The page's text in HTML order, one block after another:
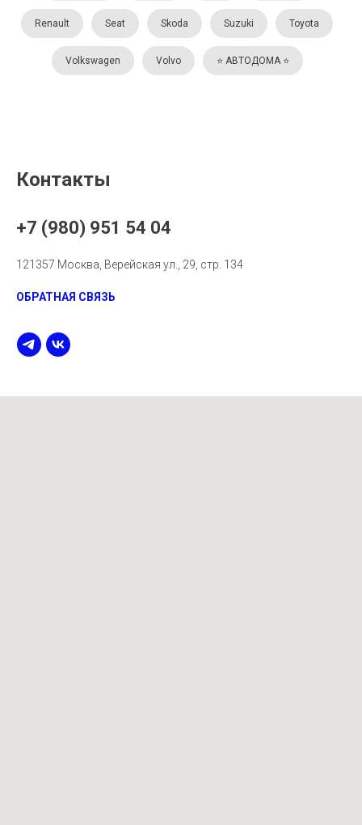
Renault Seat Skoda Suzuki Toyota
Volkswagen Volvo ⭐️ АВТОДОМА ⭐️
Контакты
+7 (980) 951 54 04
121357 Москва, Верейская ул., 29, стр. 134
ОБРАТНАЯ СВЯЗЬ